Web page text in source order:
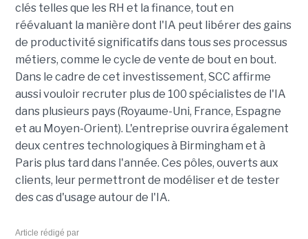
clés telles que les RH et la finance, tout en
réévaluant la manière dont l'IA peut libérer des gains
de productivité significatifs dans tous ses processus
métiers, comme le cycle de vente de bout en bout.
Dans le cadre de cet investissement, SCC affirme
aussi vouloir recruter plus de 100 spécialistes de l'IA
dans plusieurs pays (Royaume-Uni, France, Espagne
et au Moyen-Orient). L'entreprise ouvrira également
deux centres technologiques à Birmingham et à
Paris plus tard dans l'année. Ces pôles, ouverts aux
clients, leur permettront de modéliser et de tester
des cas d'usage autour de l'IA.
Article rédigé par